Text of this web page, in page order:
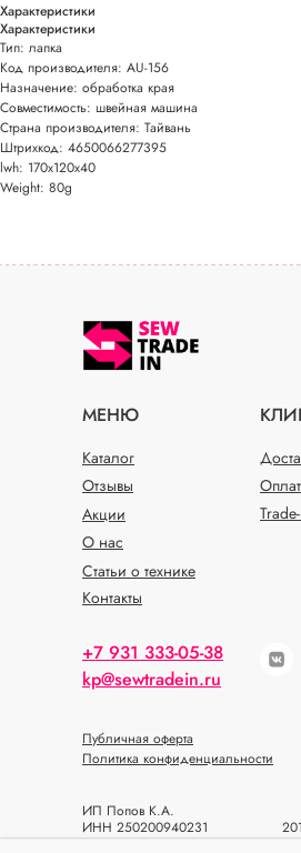
Характеристики
Характеристики
Тип: лапка
Код производителя: AU-156
Назначение: обработка края
Совместимость: швейная машина
Страна производителя: Тайвань
Штрихкод: 4650066277395
lwh: 170x120x40
Weight: 80g
МЕНЮ
Каталог
О нас
Статьи о технике
Отзывы
Акции
Контакты
+7 931 333-05-38
kp@sewtradein.ru
ИП Попов К.А.
ИНН 250200940231
ОГРН 318784700393933
Политика конфиденциальности
Публичная оферта
©